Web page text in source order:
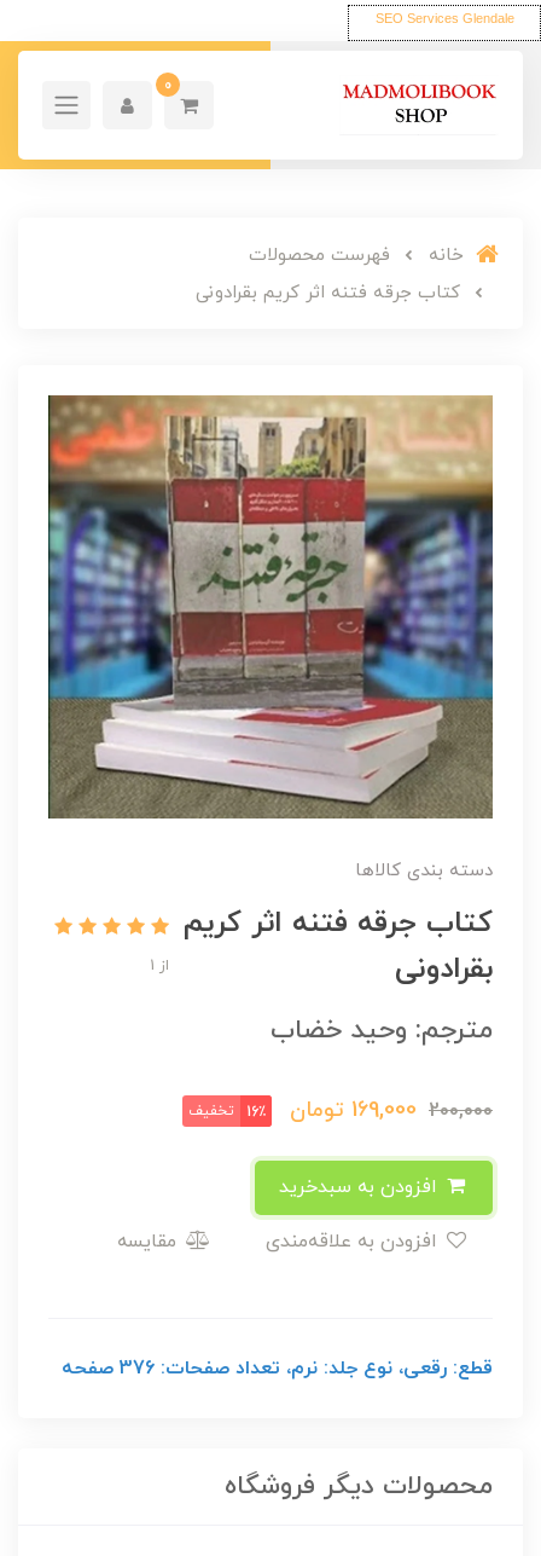
SEO Services Glendale
0
خانه
فهرست محصولات
کتاب جرقه فتنه اثر کریم بقرادونی
دسته بندی کالاها
کتاب جرقه فتنه اثر کریم
بقرادونی
از 1
مترجم: وحید خضاب
200,000
169,000 تومان 16٪ تخفیف
مقایسه
قطع: رقعی، نوع جلد: نرم، تعداد صفحات: 376 صفحه
محصولات دیگر فروشگاه